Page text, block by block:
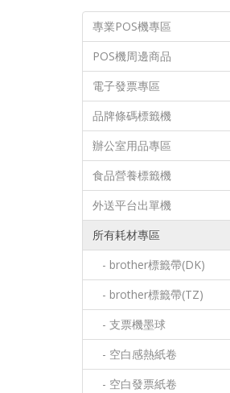
專業POS機專區
POS機周邊商品
電子發票專區
品牌條碼標籤機
辦公室用品專區
食品營養標籤機
外送平台出單機
所有耗材專區
- brother標籤帶(DK)
- brother標籤帶(TZ)
- 支票機墨球
- 空白感熱紙卷
- 空白發票紙卷